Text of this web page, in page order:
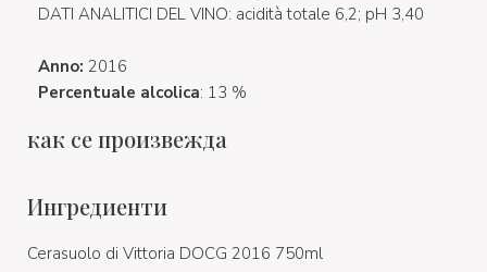
DATI ANALITICI DEL VINO: acidità totale 6,2; pH 3,40
Anno: 2016
Percentuale alcolica: 13 %
как се произвежда
Ингредиенти
Cerasuolo di Vittoria DOCG 2016 750ml